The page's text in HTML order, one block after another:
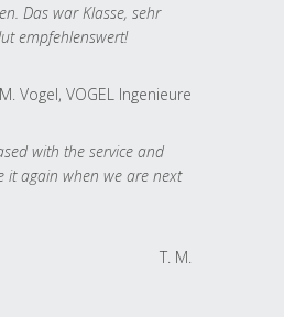
Das war Klasse, sehr
empfehlenswert!
M. Vogel, VOGEL Ingenieure
with the service and
it again when we are next
T. M.